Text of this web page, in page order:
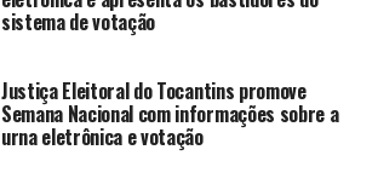
sistema de votação
Justiça Eleitoral do Tocantins promove
Semana Nacional com informações sobre a
urna eletrônica e votação